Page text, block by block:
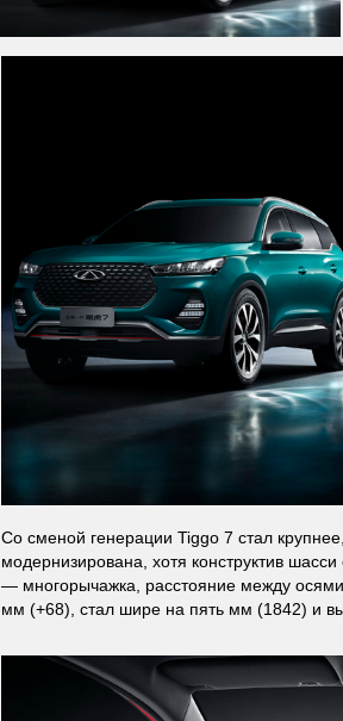
Со сменой генерации Tiggo 7 стал
модернизирована, хотя конструктив
— многорычажка, расстояние между
мм (+68), стал шире на пять мм (1842) и